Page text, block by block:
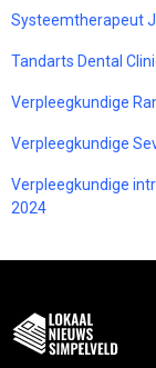
Systeemtherapeut
Tandarts Dental
Verpleegkundige
Verpleegkundige
Verpleegkundige
2024